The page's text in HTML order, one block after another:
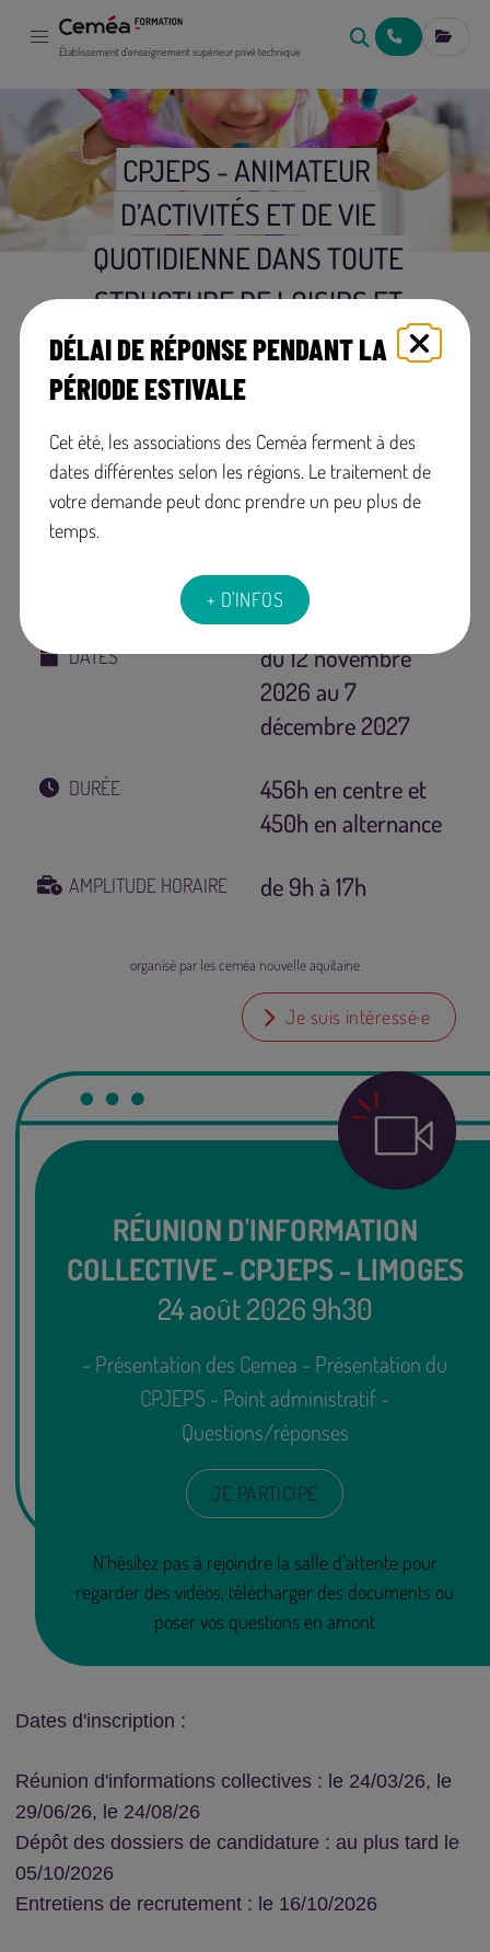
DÉLAI DE RÉPONSE PENDANT LA
PÉRIODE ESTIVALE
Cet été, les associations des Ceméa ferment à des
dates différentes selon les régions. Le traitement de
votre demande peut donc prendre un peu plus de
temps.
+ D'INFOS
Établissement d'enseignement supérieur privé technique NOUS MES
CPJEPS - ANIMATEUR
D’ACTIVITÉS ET DE VIE
QUOTIDIENNE DANS TOUTE
STRUCTURE DE LOISIRS ET
D’ANIMATION SOCIOCULTURELLE
du 12 novembre 2026 au 7
décembre 2027
LIMOGES (Haute Vienne)
DATES
du 12 novembre
2026 au 7
décembre 2027
DURÉE
456h en centre et
450h en alternance
AMPLITUDE HORAIRE de 9h à 17h
organisé par les ceméa nouvelle aquitaine
Je suis intéressé·e
RÉUNION D'INFORMATION
COLLECTIVE - CPJEPS - LIMOGES
24 août 2026 9h30
- Présentation des Cemea - Présentation du
CPJEPS - Point administratif -
Questions/réponses
JE PARTICIPE
N’hésitez pas à rejoindre la salle d’attente pour
regarder des vidéos, télécharger des documents ou
poser vos questions en amont
Dates d'inscription :
Réunion d'informations collectives : le 24/03/26, le
29/06/26, le 24/08/26
Dépôt des dossiers de candidature : au plus tard le
05/10/2026
Entretiens de recrutement : le 16/10/2026